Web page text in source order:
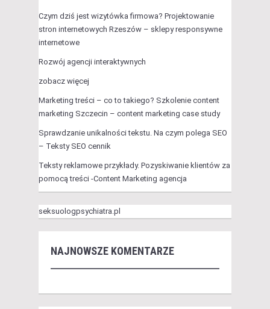
Czym dziś jest wizytówka firmowa? Projektowanie
stron internetowych Rzeszów – sklepy responsywne
internetowe
Rozwój agencji interaktywnych
zobacz więcej
Marketing treści – co to takiego? Szkolenie content
marketing Szczecin – content marketing case study
Sprawdzanie unikalności tekstu. Na czym polega SEO
– Teksty SEO cennik
Teksty reklamowe przykłady. Pozyskiwanie klientów za
pomocą treści -Content Marketing agencja
seksuologpsychiatra.pl
NAJNOWSZE KOMENTARZE